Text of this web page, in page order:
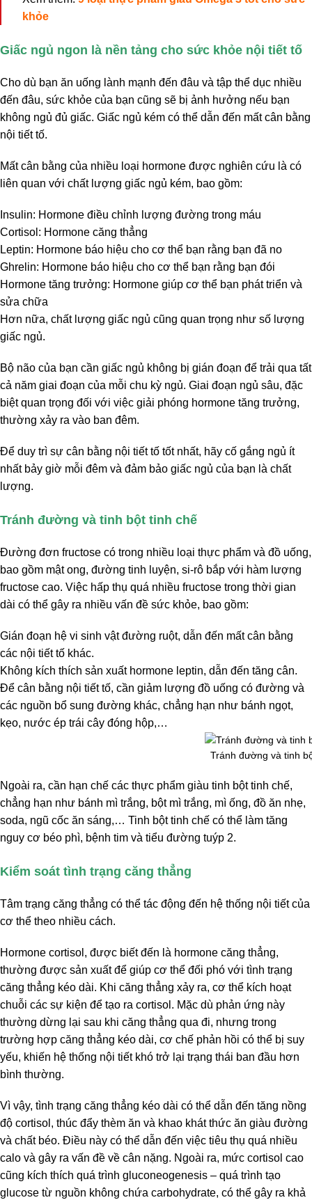
khỏe
Giấc ngủ ngon là nền tảng cho sức khỏe nội tiết tố
Cho dù bạn ăn uống lành mạnh đến đâu và tập thể dục nhiều
đến đâu, sức khỏe của bạn cũng sẽ bị ảnh hưởng nếu bạn
không ngủ đủ giấc. Giấc ngủ kém có thể dẫn đến mất cân bằng
nội tiết tố.
Mất cân bằng của nhiều loại hormone được nghiên cứu là có
liên quan với chất lượng giấc ngủ kém, bao gồm:
Insulin: Hormone điều chỉnh lượng đường trong máu
Cortisol: Hormone căng thẳng
Leptin: Hormone báo hiệu cho cơ thể bạn rằng bạn đã no
Ghrelin: Hormone báo hiệu cho cơ thể bạn rằng bạn đói
Hormone tăng trưởng: Hormone giúp cơ thể bạn phát triển và
sửa chữa
Hơn nữa, chất lượng giấc ngủ cũng quan trọng như số lượng
giấc ngủ.
Bộ não của bạn cần giấc ngủ không bị gián đoạn để trải qua tất
cả năm giai đoạn của mỗi chu kỳ ngủ. Giai đoạn ngủ sâu, đặc
biệt quan trọng đối với việc giải phóng hormone tăng trưởng,
thường xảy ra vào ban đêm.
Để duy trì sự cân bằng nội tiết tố tốt nhất, hãy cố gắng ngủ ít
nhất bảy giờ mỗi đêm và đảm bảo giấc ngủ của bạn là chất
lượng.
Tránh đường và tinh bột tinh chế
Đường đơn fructose có trong nhiều loại thực phẩm và đồ uống,
bao gồm mật ong, đường tinh luyện, si-rô bắp với hàm lượng
fructose cao. Việc hấp thụ quá nhiều fructose trong thời gian
dài có thể gây ra nhiều vấn đề sức khỏe, bao gồm:
Gián đoạn hệ vi sinh vật đường ruột, dẫn đến mất cân bằng
các nội tiết tố khác.
Không kích thích sản xuất hormone leptin, dẫn đến tăng cân.
Để cân bằng nội tiết tố, cần giảm lượng đồ uống có đường và
các nguồn bổ sung đường khác, chẳng hạn như bánh ngọt,
kẹo, nước ép trái cây đóng hộp,…
Tránh đường và tinh
Ngoài ra, cần hạn chế các thực phẩm giàu tinh bột tinh chế,
chẳng hạn như bánh mì trắng, bột mì trắng, mì ống, đồ ăn nhẹ,
soda, ngũ cốc ăn sáng,… Tinh bột tinh chế có thể làm tăng
nguy cơ béo phì, bệnh tim và tiểu đường tuýp 2.
Kiểm soát tình trạng căng thẳng
Tâm trạng căng thẳng có thể tác động đến hệ thống nội tiết của
cơ thể theo nhiều cách.
Hormone cortisol, được biết đến là hormone căng thẳng,
thường được sản xuất để giúp cơ thể đối phó với tình trạng
căng thẳng kéo dài. Khi căng thẳng xảy ra, cơ thể kích hoạt
chuỗi các sự kiện để tạo ra cortisol. Mặc dù phản ứng này
thường dừng lại sau khi căng thẳng qua đi, nhưng trong
trường hợp căng thẳng kéo dài, cơ chế phản hồi có thể bị suy
yếu, khiến hệ thống nội tiết khó trở lại trạng thái ban đầu hơn
bình thường.
Vì vậy, tình trạng căng thẳng kéo dài có thể dẫn đến tăng nồng
độ cortisol, thúc đẩy thèm ăn và khao khát thức ăn giàu đường
và chất béo. Điều này có thể dẫn đến việc tiêu thụ quá nhiều
calo và gây ra vấn đề về cân nặng. Ngoài ra, mức cortisol cao
cũng kích thích quá trình gluconeogenesis – quá trình tạo
glucose từ nguồn không chứa carbohydrate, có thể gây ra khả